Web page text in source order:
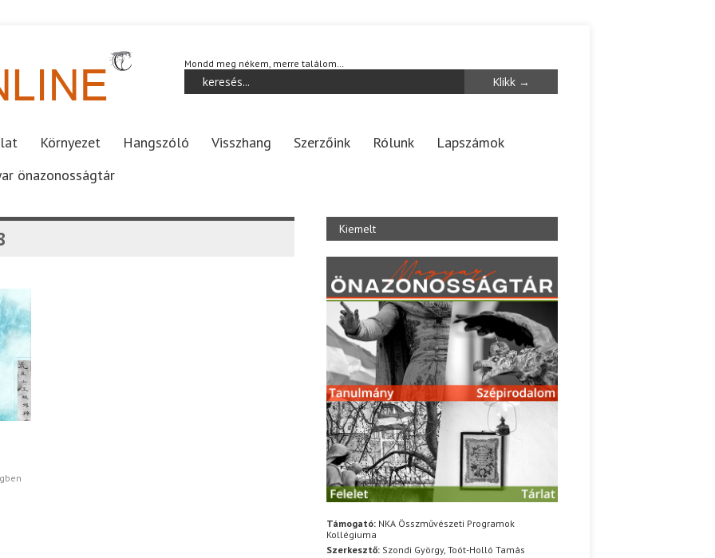
Mondd meg nékem, merre találom…
Környezet Hangszóló Visszhang Szerzőink Rólunk
Lapszámok
önazonosságtár
Kiemelt
Támogató: NKA Összművészeti Programok
Kollégiuma
Szerkesztő: Szondi György, Toót-Holló Tamás